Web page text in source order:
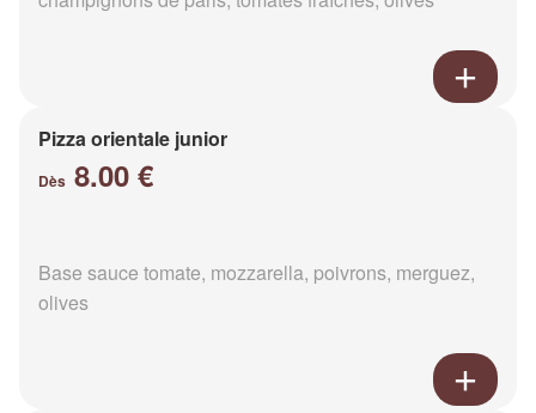
Pizza orientale junior
Dès 8.00 €
Base sauce tomate, mozzarella, poivrons, merguez,
olives